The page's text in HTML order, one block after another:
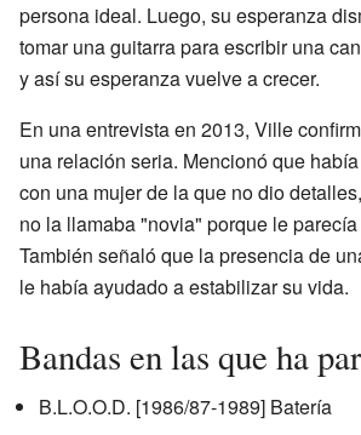
persona ideal. Luego, su esperanza
tomar una guitarra para escribir una
y así su esperanza vuelve a crecer.
En una entrevista en 2013, Ville
una relación seria. Mencionó que
con una mujer de la que no dio
no la llamaba "novia" porque le
También señaló que la presencia de
le había ayudado a estabilizar su vida.
Bandas en las que ha
B.L.O.O.D. [1986/87-1989] Batería